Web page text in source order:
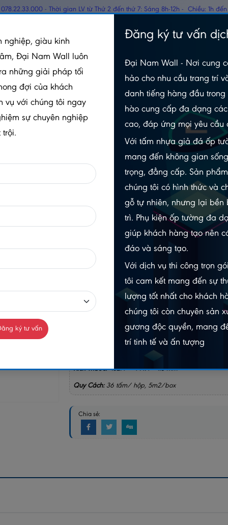
- Thời gian LV từ Thứ 2 đến thứ 7: Sáng 8h-12h - Chiều: 1h
NHIỆT
SÀN NHỰA DÁN GIẢ GỖ CÓ
5.0/5 (1 đánh giá) | 0 đã bán
Xem thêm thuộc tính sản phẩm
Còn hàng
Số lần xem: 291
Chat Zalo Gọi
GIAO HÀNG COD TOÀN QUỐC
Kích Thước:152.4 * 914.4 * 1.8 mm
Quy Cách:36 tấm/ hộp, 5m2/box
Chia sẻ:
Đăng ký tư vấn
Đại Nam Wall - Nơi cung
hảo cho nhu cầu trang trí
danh tiếng hàng đầu
hào cung cấp đa dạng
cao, đáp ứng mọi yêu cầu
Với tấm nhựa giả đá ốp
mang đến không gian
trọng, đẳng cấp. Sản
chúng tôi có hình thức và
gỗ tự nhiên, nhưng lại bền
trì. Phụ kiện ốp tường đa
giúp khách hàng tạo nên
đáo và sáng tạo.
Với dịch vụ thi công trọn
tôi cam kết mang đến sự
lượng tốt nhất cho khách
chúng tôi còn chuyên sản
gương độc quyền, mang
trí tinh tế và ấn tượng
nghiệp, giàu kinh
Đại Nam Wall luôn
những giải pháp tối
đợi của khách
vụ với chúng tôi ngay
sự chuyên nghiệp
ký tư vấn